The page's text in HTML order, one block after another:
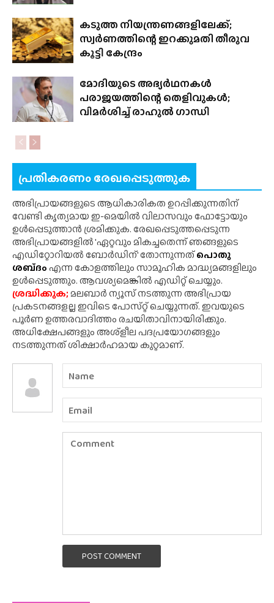
കടുത്ത നിയന്ത്രണങ്ങളിലേക്ക്;
സ്വർണത്തിന്റെ ഇറക്കുമതി തീരുവ
കൂട്ടി കേന്ദ്രം
മോദിയുടെ അഭ്യർഥനകൾ
പരാജയത്തിന്റെ തെളിവുകൾ;
വിമർശിച്ച് രാഹുൽ ഗാന്ധി
പ്രതികരണം രേഖപ്പെടുത്തുക
അഭിപ്രായങ്ങളുടെ ആധികാരികത ഉറപ്പിക്കുന്നതിന്
വേണ്ടി കൃത്യമായ ഇ-മെയിൽ വിലാസവും ഫോട്ടോയും
ഉൾപ്പെടുത്താൻ ശ്രമിക്കുക. രേഖപ്പെടുത്തപ്പെടുന്ന
അഭിപ്രായങ്ങളിൽ 'ഏറ്റവും മികച്ചതെന്ന് ഞങ്ങളുടെ
എഡിറ്റോറിയൽ ബോർഡിന്' തോന്നുന്നത്പൊതു
ശബ്‌ദംഎന്ന കോളത്തിലും സാമൂഹിക മാദ്ധ്യമങ്ങളിലും
ഉൾപ്പെടുത്തും. ആവശ്യമെങ്കിൽ എഡിറ്റ് ചെയ്യും.
ശ്രദ്ധിക്കുക;മലബാർ ന്യൂസ് നടത്തുന്ന അഭിപ്രായ
പ്രകടനങ്ങളല്ല ഇവിടെ പോസ്‌റ്റ് ചെയ്യുന്നത്. ഇവയുടെ
പൂർണ ഉത്തരവാദിത്തം രചയിതാവിനായിരിക്കും.
അധിക്ഷേപങ്ങളും അശ്‌ളീല പദപ്രയോഗങ്ങളും
നടത്തുന്നത് ശിക്ഷാർഹമായ കുറ്റമാണ്.
POST COMMENT